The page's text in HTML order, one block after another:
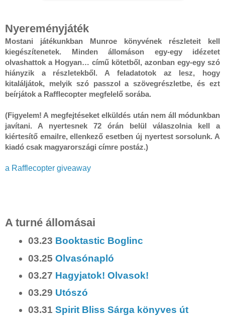
Nyereményjáték
Mostani játékunkban Munroe könyvének részleteit kell
kiegészítenetek. Minden állomáson egy-egy idézetet
olvashattok a Hogyan… című kötetből, azonban egy-egy szó
hiányzik a részletekből. A feladatotok az lesz, hogy
kitaláljátok, melyik szó passzol a szövegrészletbe, és ezt
beírjátok a Rafflecopter megfelelő sorába.
(Figyelem! A megfejtéseket elküldés után nem áll módunkban
javítani. A nyertesnek 72 órán belül válaszolnia kell a
kiértesítő emailre, ellenkező esetben új nyertest sorsolunk. A
a Rafflecopter giveaway
A turné állomásai
03.23 Booktastic Boglinc
03.25Olvasónapló
03.27 Hagyjatok! Olvasok!
03.29 Utószó
03.31Spirit Bliss Sárga könyves út